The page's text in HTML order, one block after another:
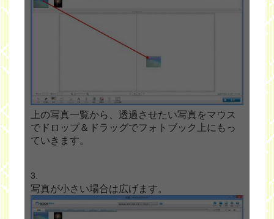
上の写真一覧から、透過させたい写真をマウス
でドロップ＆ドラッグでフォトブック上にもっ
ていきます。
写真が小さい場合は広げます。